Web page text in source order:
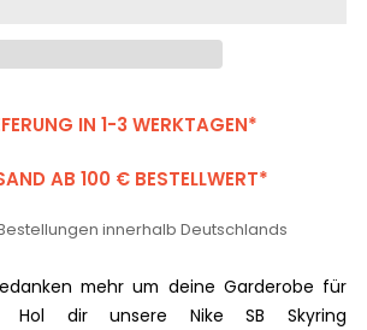
IN 1-3 WERKTAGEN*
AB 100 € BESTELLWERT*
innerhalb Deutschlands
mehr um deine Garderobe für
Hol dir unsere Nike SB Skyring